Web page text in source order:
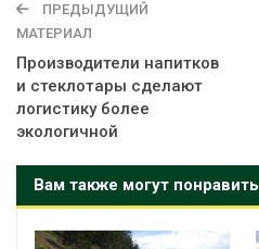
ПРЕДЫДУЩИЙ
МАТЕРИАЛ
Производители напитков
и стеклотары сделают
логистику более
экологичной
Вам также могут